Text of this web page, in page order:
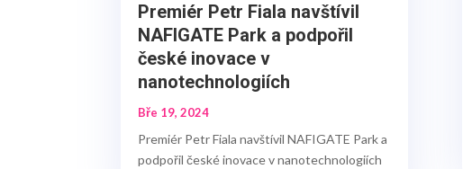
Premiér Petr Fiala navštívil
NAFIGATE Park a podpořil
české inovace v
nanotechnologiích
Bře 19, 2024
Premiér Petr Fiala navštívil NAFIGATE Park a
podpořil české inovace v nanotechnologiích